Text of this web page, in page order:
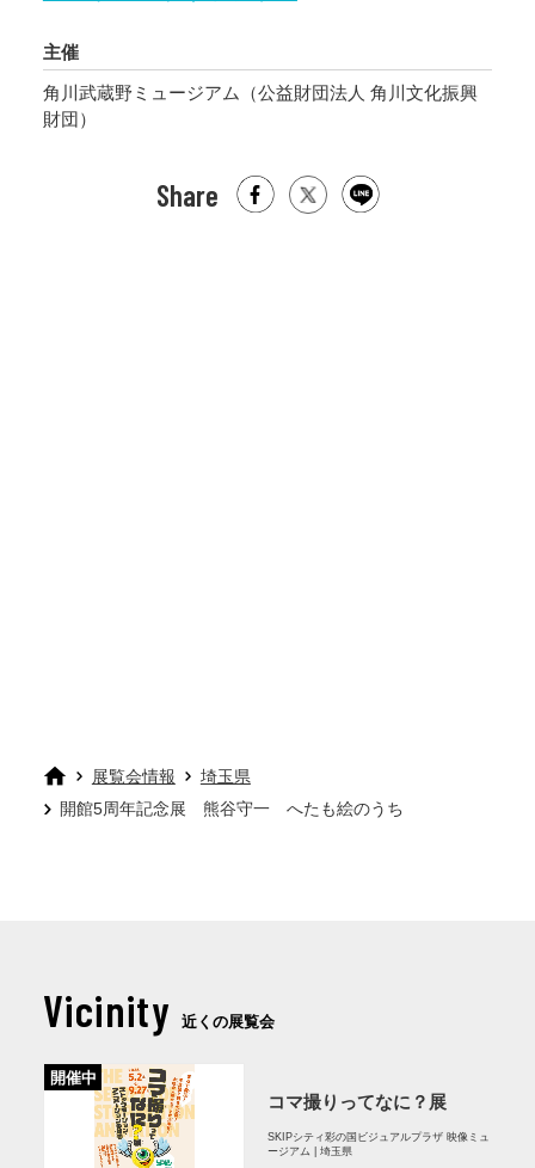
主催
角川武蔵野ミュージアム（公益財団法人 角川文化振興
財団）
Share
展覧会情報
埼玉県
開館5周年記念展 熊谷守一 へたも絵のうち
Vicinity 近くの展覧会
開催中
コマ撮りってなに？展
SKIPシティ彩の国ビジュアルプラザ 映像ミュ
ージアム | 埼玉県